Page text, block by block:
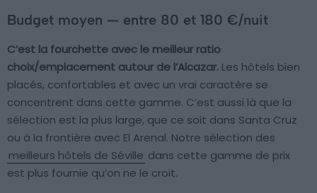
Budget moyen — entre 80 et 180 €/nuit
C’est la fourchette avec le meilleur ratio
choix/emplacement autour de l’Alcazar. Les hôtels bien
placés, confortables et avec un vrai caractère se
concentrent dans cette gamme. C’est aussi là que la
sélection est la plus large, que ce soit dans Santa Cruz
ou à la frontière avec El Arenal. Notre sélection des
meilleurs hôtels de Séville dans cette gamme de prix
est plus fournie qu’on ne le croit.